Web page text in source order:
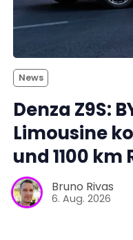
News
Denza Z9S:
Limousine
und 1100 km
Bruno Rivas
6. Aug. 2026